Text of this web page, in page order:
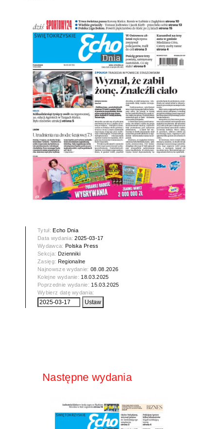
Tytuł: Echo Dnia
Data wydania:2025-03-17
Wydawca: Polska Press
Sekcja: Dzienniki
Zasięg: Regionalne
Najnowsze wydanie:08.08.2026
Kolejne wydanie: 18.03.2025
Poprzednie wydanie: 15.03.2025
Wybierz datę wydania:
Następne wydania